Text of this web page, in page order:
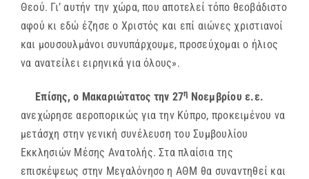
Θεού. Γι’ αυτήν την χώρα, που αποτελεί τόπο θεοβάδιστο
αφού κι εδώ έζησε ο Χριστός και επί αιώνες χριστιανοί
και μουσουλμάνοι συνυπάρχουμε, προσεύχομαι ο ήλιος
να ανατείλει ειρηνικά για όλους».
Επίσης, ο Μακαριώτατος την 27η Νοεμβρίου ε.ε.
ανεχώρησε αεροπορικώς για την Κύπρο, προκειμένου να
μετάσχη στην γενική συνέλευση του Συμβουλίου
Εκκλησιών Μέσης Ανατολής. Στα πλαίσια της
επισκέψεως στην Μεγαλόνησο η ΑΘΜ θα συναντηθεί και